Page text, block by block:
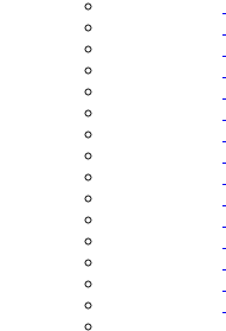
РАСПРОДАЖА!
Акции
Гостиная
Гостиные (столовые)